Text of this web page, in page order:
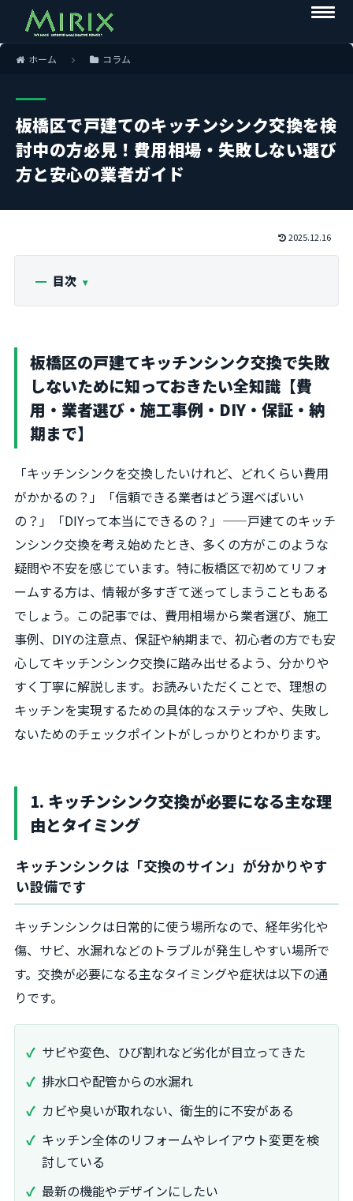
ホーム コラム
板橋区で戸建てのキッチンシンク交換を検
討中の方必見！費用相場・失敗しない選び
方と安心の業者ガイド
2025.12.16
目次
板橋区の戸建てキッチンシンク交換で失敗
しないために知っておきたい全知識【費
用・業者選び・施工事例・DIY・保証・納
期まで】
「キッチンシンクを交換したいけれど、どれくらい費用
がかかるの？」「信頼できる業者はどう選べばいい
の？」「DIYって本当にできるの？」——戸建てのキッチ
ンシンク交換を考え始めたとき、多くの方がこのような
疑問や不安を感じています。特に板橋区で初めてリフォ
ームする方は、情報が多すぎて迷ってしまうこともある
でしょう。この記事では、費用相場から業者選び、施工
事例、DIYの注意点、保証や納期まで、初心者の方でも安
心してキッチンシンク交換に踏み出せるよう、分かりや
すく丁寧に解説します。お読みいただくことで、理想の
キッチンを実現するための具体的なステップや、失敗し
ないためのチェックポイントがしっかりとわかります。
1. キッチンシンク交換が必要になる主な理
由とタイミング
キッチンシンクは「交換のサイン」が分かりやす
い設備です
キッチンシンクは日常的に使う場所なので、経年劣化や
傷、サビ、水漏れなどのトラブルが発生しやすい場所で
す。交換が必要になる主なタイミングや症状は以下の通
りです。
サビや変色、ひび割れなど劣化が目立ってきた
排水口や配管からの水漏れ
カビや臭いが取れない、衛生的に不安がある
キッチン全体のリフォームやレイアウト変更を検
討している
最新の機能やデザインにしたい